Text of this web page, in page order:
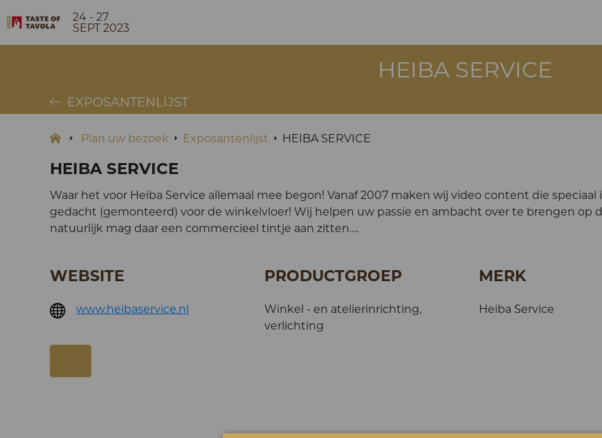
24 - 27
SEPT 2023
HEIBA SERVICE
EXPOSANTENLIJST
Plan uw bezoek Exposantenlijst HEIBA SERVICE
HEIBA SERVICE
Waar het voor Heiba Service allemaal mee begon! Vanaf 2007 maken wij video content die speciaal
gedacht (gemonteerd) voor de winkelvloer! Wij helpen uw passie en ambacht over te brengen op
natuurlijk mag daar een commercieel tintje aan zitten….
WEBSITE
www.heibaservice.nl
PRODUCTGROEP
Winkel - en atelierinrichting,
verlichting
MERK
Heiba Service